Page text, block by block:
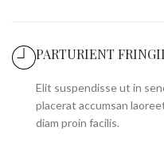
PARTURIENT
Elit suspendisse ut in
placerat accumsan
diam proin facilis.